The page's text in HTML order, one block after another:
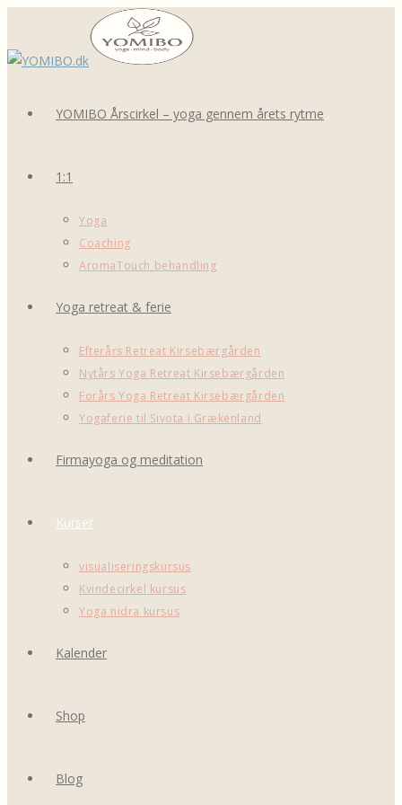
content
YOMIBO Årscirkel – yoga gennem årets rytme
1:1
Yoga
Coaching
AromaTouch behandling
Yoga retreat & ferie
Efterårs Retreat Kirsebærgården
Nytårs Yoga Retreat Kirsebærgården
Forårs Yoga Retreat Kirsebærgården
Yogaferie til Sivota i Grækenland
Firmayoga og meditation
Kurser
visualiseringskursus
Kvindecirkel kursus
Yoga nidra kursus
Kalender
Shop
Blog